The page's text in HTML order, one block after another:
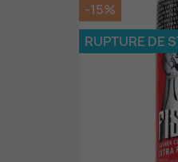
-15%
RUPTURE DE